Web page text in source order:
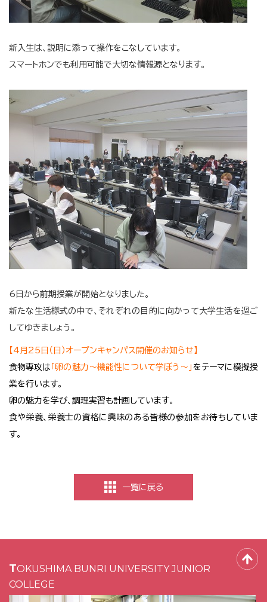
新入生は、説明に添って操作をこなしています。
スマートホンでも利用可能で大切な情報源となります。
6日から前期授業が開始となりました。
新たな生活様式の中で、それぞれの目的に向かって大学生活を過ご
してゆきましょう。
【4月25日（日）オープンキャンパス開催のお知らせ】
食物専攻は 「卵の魅力～機能性について学ぼう～」 をテーマに模擬授
業を行います。
卵の魅力を学び、調理実習も計画しています。
食や栄養、栄養士の資格に興味のある皆様の参加をお待ちしていま
す。
一覧に戻る
TOKUSHIMA BUNRI UNIVERSITY JUNIOR
COLLEGE